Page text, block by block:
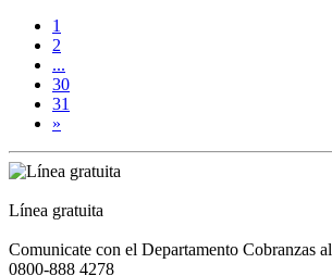
1
2
...
30
31
»
Línea gratuita
Comunicate con el Departamento Cobranzas al
0800-888 4278